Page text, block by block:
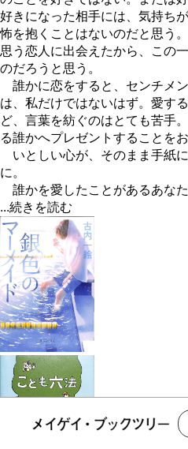
好きになった相手には、気持ち
怖を抱くことはないのだと思う
思う恋人に出会えたから、この
のだろうと思う。
誰かに恋をすると、センチメ
は、私だけではないはず。愛す
ど、言葉を紡ぐのはとても苦手
る誰かへプレゼントすることをお
いとしい心が、そのまま手紙
に。
誰かを愛したことがあるあなた
...続きを読む